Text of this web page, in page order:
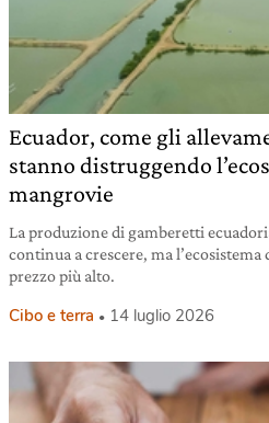
Ecuador, come gli
stanno distruggendo
mangrovie
La produzione di gamberetti
continua a crescere, ma
prezzo più alto.
Cibo e terra 14 luglio 2026